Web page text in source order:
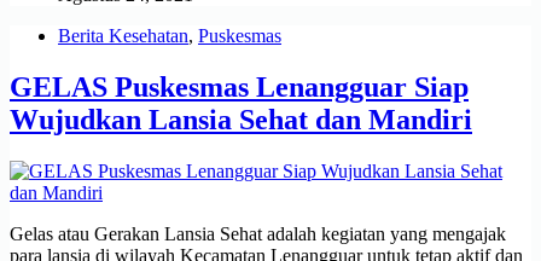
Berita Kesehatan, Puskesmas
GELAS Puskesmas Lenangguar Siap
Wujudkan Lansia Sehat dan Mandiri
Gelas atau Gerakan Lansia Sehat adalah kegiatan yang mengajak
para lansia di wilayah Kecamatan Lenangguar untuk tetap aktif dan